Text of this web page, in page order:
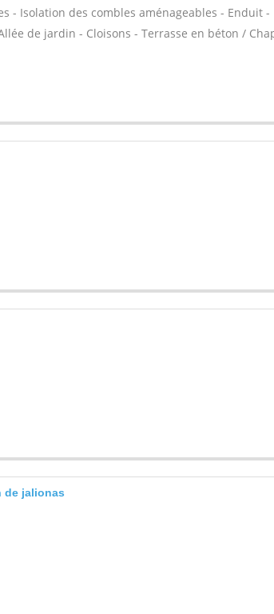
- Isolation des combles aménageables - Enduit -
de jardin - Cloisons - Terrasse en béton /
de jalionas